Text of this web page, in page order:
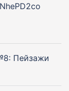
Пейзажи